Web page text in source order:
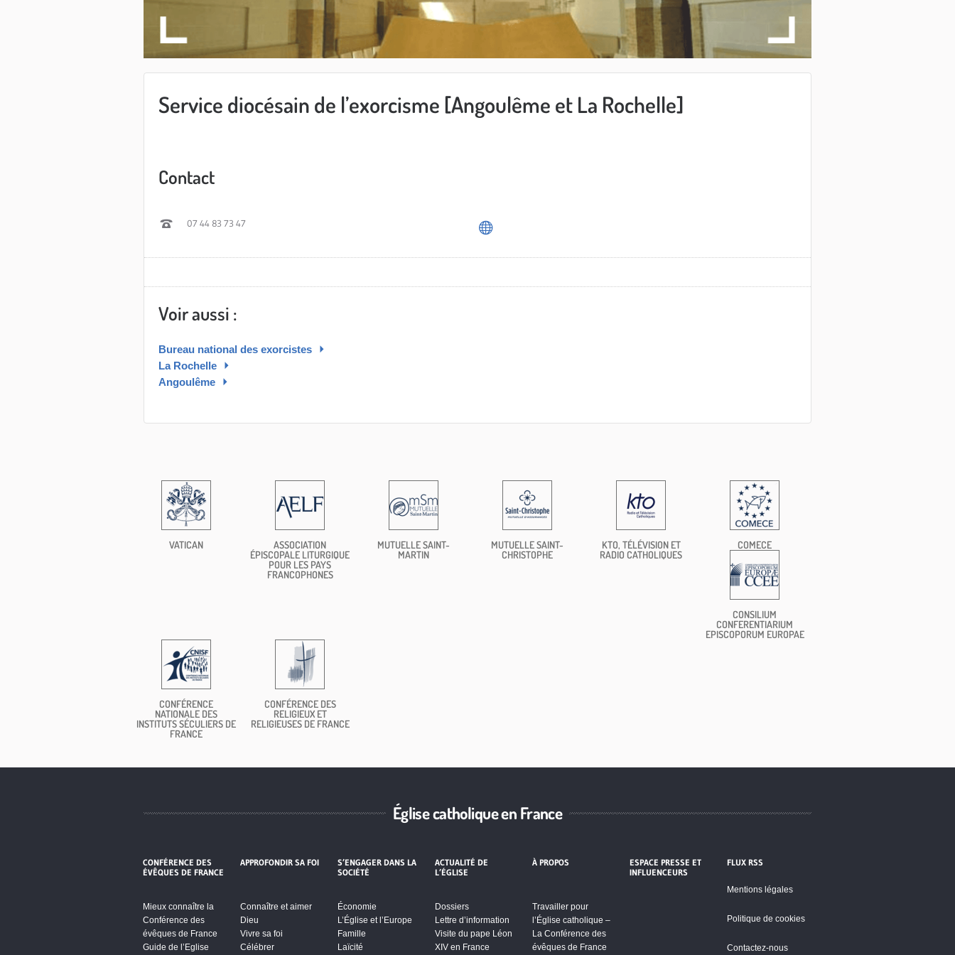
Service diocésain de l’exorcisme [Angoulême et La Rochelle]
Contact
07 44 83 73 47
Voir aussi :
Bureau national des exorcistes
La Rochelle
Angoulême
VATICAN
ASSOCIATION
ÉPISCOPALE LITURGIQUE
POUR LES PAYS
FRANCOPHONES
MUTUELLE SAINT-
MARTIN
MUTUELLE SAINT-
CHRISTOPHE
KTO, TÉLÉVISION ET
RADIO CATHOLIQUES
COMECE
CONSILIUM
CONFERENTIARIUM
EPISCOPORUM EUROPAE
CONFÉRENCE
NATIONALE DES
INSTITUTS SÉCULIERS DE
FRANCE
CONFÉRENCE DES
RELIGIEUX ET
RELIGIEUSES DE FRANCE
Église catholique en France
CONFÉRENCE DES
ÉVÊQUES DE FRANCE
Mieux connaître la
Conférence des
évêques de France
Guide de l’Eglise
APPROFONDIR SA FOI
Connaître et aimer
Dieu
Vivre sa foi
Célébrer
S’ENGAGER DANS LA
SOCIÉTÉ
Économie
L’Église et l’Europe
Famille
Laïcité
ACTUALITÉ DE
L’ÉGLISE
Dossiers
Lettre d’information
Visite du pape Léon
XIV en France
À PROPOS
Travailler pour
l’Église catholique –
La Conférence des
évêques de France
ESPACE PRESSE ET
INFLUENCEURS
FLUX RSS
Mentions légales
Politique de cookies
Contactez-nous